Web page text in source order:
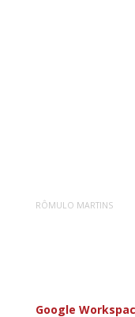
RÔMULO MARTINS
Google